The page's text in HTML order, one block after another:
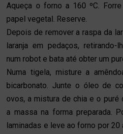
Aqueça o forno a 160 ºC.
papel vegetal. Reserve.
Depois de remover a raspa da
laranja em pedaços, retirando-
num robot e bata até obter um
Numa tigela, misture a
bicarbonato. Junte o óleo de
ovos, a mistura de chia e o puré
a massa na forma preparada.
laminadas e leve ao forno por